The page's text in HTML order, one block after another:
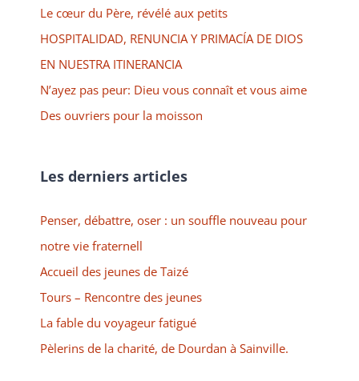
Le cœur du Père, révélé aux petits
HOSPITALIDAD, RENUNCIA Y PRIMACÍA DE DIOS
EN NUESTRA ITINERANCIA
N’ayez pas peur: Dieu vous connaît et vous aime
Des ouvriers pour la moisson
Les derniers articles
Penser, débattre, oser : un souffle nouveau pour
notre vie fraternell
Accueil des jeunes de Taizé
Tours – Rencontre des jeunes
La fable du voyageur fatigué
Pèlerins de la charité, de Dourdan à Sainville.